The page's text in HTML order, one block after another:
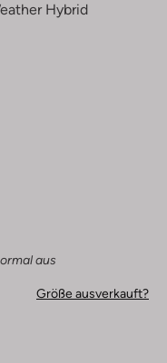
Hybrid
aus
Größe ausverkauft?